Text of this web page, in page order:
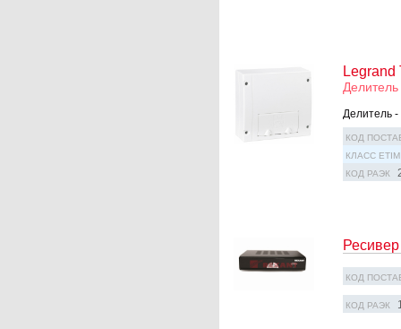
Делитель -
КОД
КЛАСС ETIM
КОД РАЭК
КОД
КОД РАЭК